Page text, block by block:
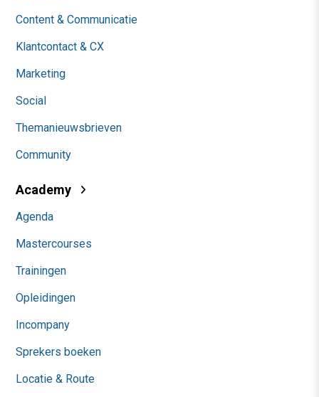
Content & Communicatie
Klantcontact & CX
Marketing
Social
Themanieuwsbrieven
Community
Academy
Agenda
Mastercourses
Trainingen
Opleidingen
Incompany
Sprekers boeken
Locatie & Route